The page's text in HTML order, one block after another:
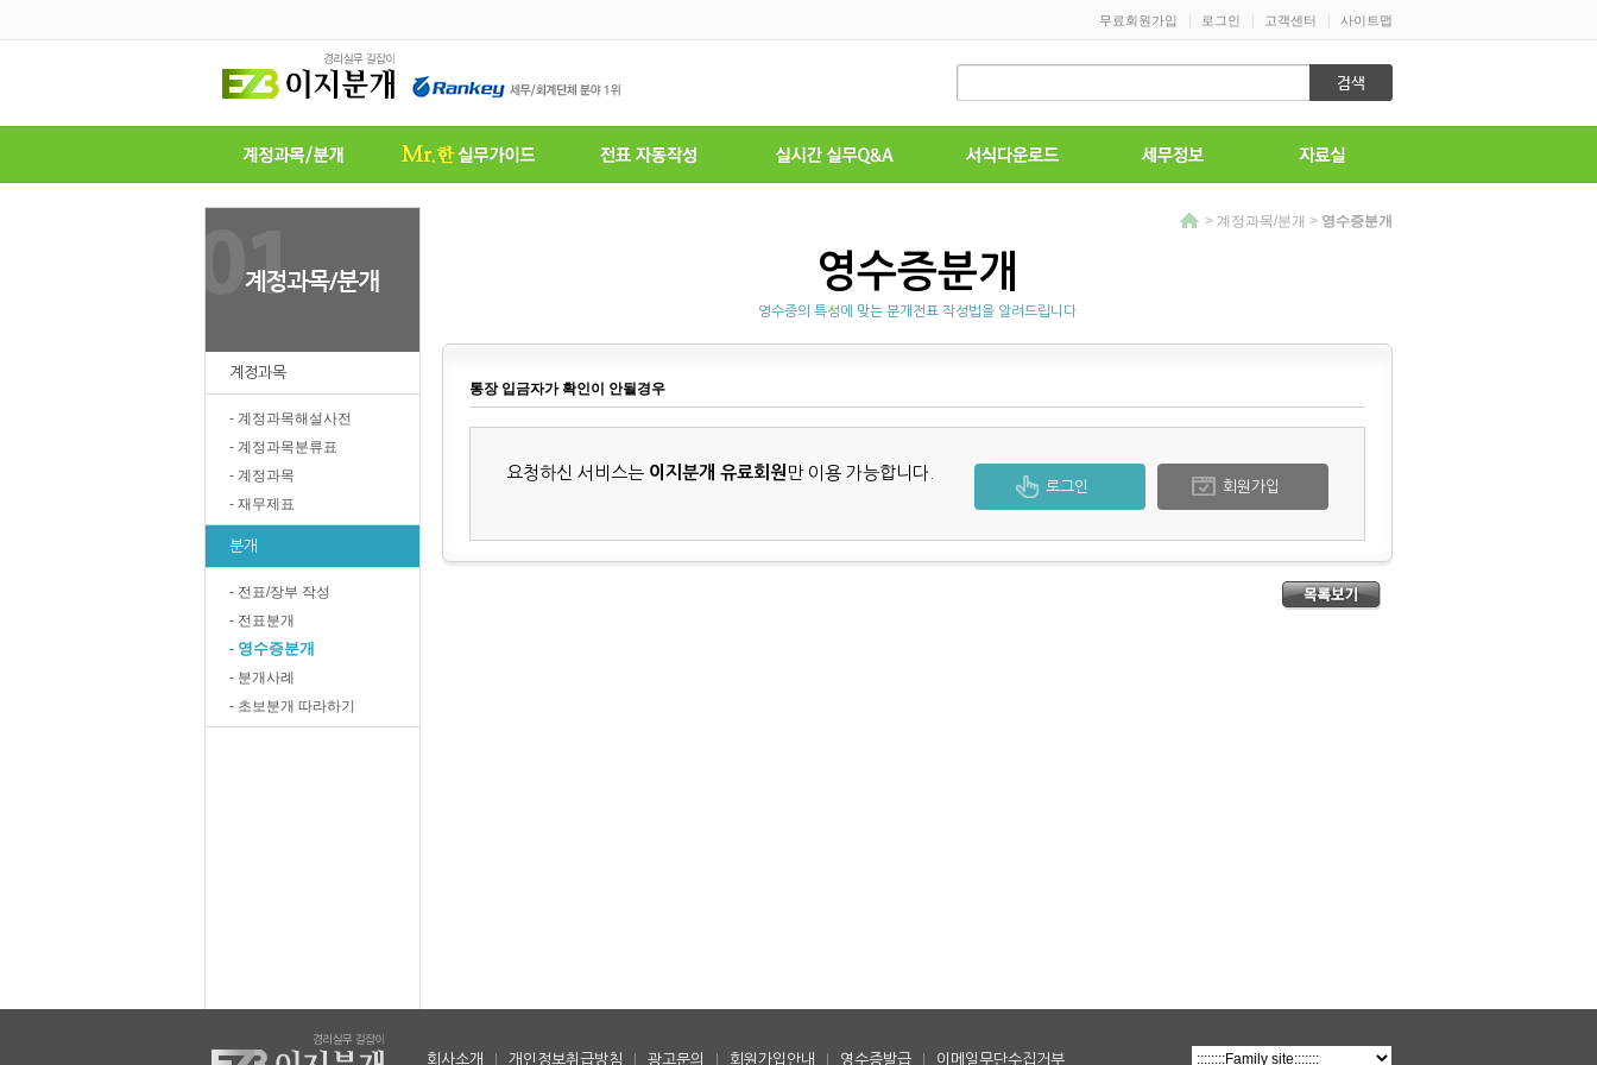
무료회원가입 로그인 고객센터 사이트맵
계정과목
- 계정과목해설사전
- 계정과목분류표
- 계정과목
- 재무제표
분개
- 전표/장부 작성
- 전표분개
- 영수증분개
- 분개사례
- 초보분개 따라하기
> 계정과목/분개 > 영수증분개
영수증분개
영수증의 특성에 맞는 분개전표 작성법을 알려드립니다
통장 입금자가 확인이 안될경우
요청하신 서비스는 이지분개 유료회원 만 이용 가능합니다.
회원가입
로그인
회사소개 개인정보취급방침 광고문의 회원가입안내 영수증발급 이메일무단수집거부